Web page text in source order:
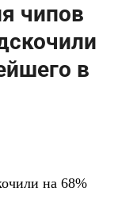
чипов
в
на 68%